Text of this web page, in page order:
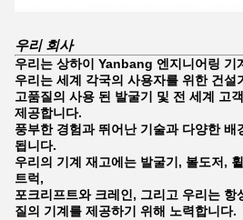
우리 회사
우리는 상하이 Yanbang 엔지니어링 기
우리는 세계 각국의 사용자를 위한 건설
고품질의 사용 된 발굴기 및 전 세계 고
제공합니다.
풍부한 경험과 뛰어난 기술과 다양한 배
됩니다.
우리의 기계 재고에는 발굴기, 볼도저,
트럭,
포크리프트와 크레인, 그리고 우리는
질의 기계를 제공하기 위해 노력합니다.